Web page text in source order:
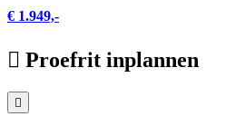
€ 1.949,-
Proefrit inplannen